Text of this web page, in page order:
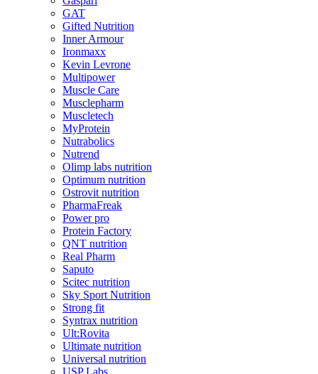
GAT
Gifted Nutrition
Inner Armour
Ironmaxx
Kevin Levrone
Multipower
Muscle Care
Musclepharm
Muscletech
MyProtein
Nutrabolics
Nutrend
Olimp labs nutrition
Optimum nutrition
Ostrovit nutrition
PharmaFreak
Power pro
Protein Factory
QNT nutrition
Real Pharm
Saputo
Scitec nutrition
Sky Sport Nutrition
Strong fit
Syntrax nutrition
Ult:Rovita
Ultimate nutrition
Universal nutrition
USP Labs